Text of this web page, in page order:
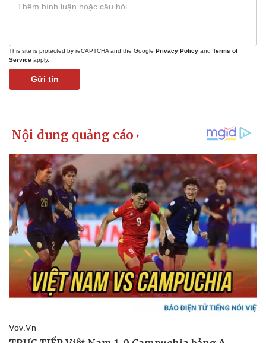
This site is protected by reCAPTCHA and the Google Privacy Policy and Terms of
Service apply.
Gửi tin